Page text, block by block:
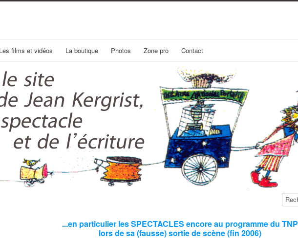
Les films et vidéos La boutique Photos Zone pro Contact
...en particulier les SPECTACLES encore au programme du TNP
lors de sa (fausse) sortie de scène (fin 2006)